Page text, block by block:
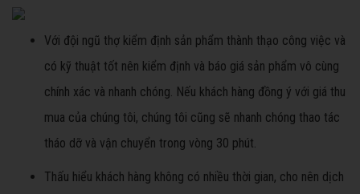
Với đội ngũ thợ kiểm định sản phẩm thành thạo công việc và
có kỹ thuật tốt nên kiểm định và báo giá sản phẩm vô cùng
chính xác và nhanh chóng. Nếu khách hàng đồng ý với giá thu
mua của chúng tôi, chúng tôi cũng sẽ nhanh chóng thao tác
tháo dỡ và vận chuyển trong vòng 30 phút.
Thấu hiểu khách hàng không có nhiều thời gian, cho nên dịch